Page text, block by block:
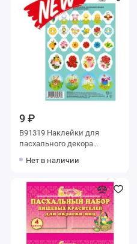
9 ₽
В91319 Наклейки для
пасхального декора
Нет в наличии